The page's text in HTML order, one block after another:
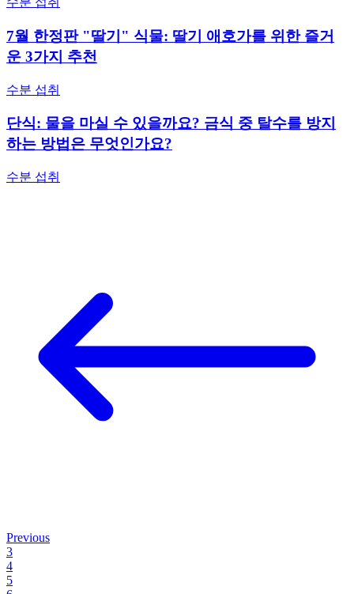
7월 한정판 "딸기" 식물: 딸기 애호가를 위한 즐거
운 3가지 추천
수분 섭취
단식: 물을 마실 수 있을까요? 금식 중 탈수를 방지
하는 방법은 무엇인가요?
수분 섭취
Previous
3
4
5